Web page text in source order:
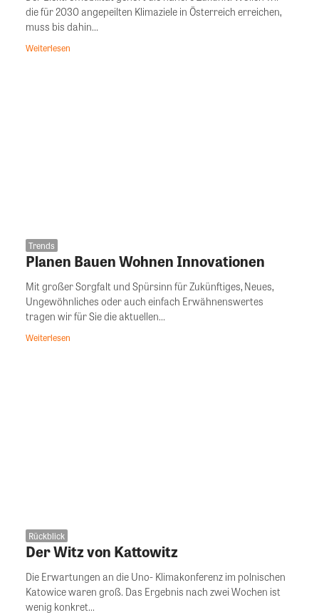
die für 2030 angepeilten Klimaziele in Österreich erreichen,
muss bis dahin...
Weiterlesen
Trends
Planen Bauen Wohnen Innovationen
Mit großer Sorgfalt und Spürsinn für Zukünftiges, Neues,
Ungewöhnliches oder auch einfach Erwähnenswertes
tragen wir für Sie die aktuellen...
Weiterlesen
Rückblick
Der Witz von Kattowitz
Die Erwartungen an die Uno- Klimakonferenz im polnischen
Katowice waren groß. Das Ergebnis nach zwei Wochen ist
wenig konkret...